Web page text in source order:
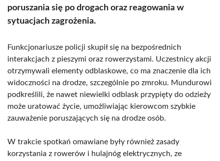
poruszania się po drogach oraz reagowania w
sytuacjach zagrożenia.
Funkcjonariusze policji skupił się na bezpośrednich
interakcjach z pieszymi oraz rowerzystami. Uczestnicy akcji
otrzymywali elementy odblaskowe, co ma znaczenie dla ich
widoczności na drodze, szczególnie po zmroku. Mundurowi
podkreślili, że nawet niewielki odblask przypięty do odzieży
może uratować życie, umożliwiając kierowcom szybkie
zauważenie poruszających się na drodze osób.
W trakcie spotkań omawiane były również zasady
korzystania z rowerów i hulajnóg elektrycznych, ze